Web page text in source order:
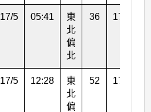
17/5 05:41
東
北
偏
北
36 17/5
17/5 12:28
東
北
偏
52 17/5